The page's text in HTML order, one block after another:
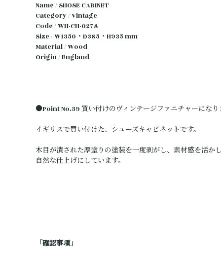
Name / SHOSE CABINET
Category / Vintage
Code / WH-CH-0278
Size / W1350・D385・H935 mm
Material / Wood
Origin / England
●Point No.39 買い付けのヴィンテージファニチャーになり
イギリスで買い付けた、シューズキャビネットです。
木目が潰された厚塗りの塗装を一度剥がし、素材感を活か
自然な仕上げにしています。
「確認事項」